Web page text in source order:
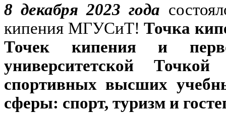
8 декабря 2023 года
кипения МГУСиТ!Точка
Точек кипения и
университетской
спортивных высших
сферы: спорт, туризм и